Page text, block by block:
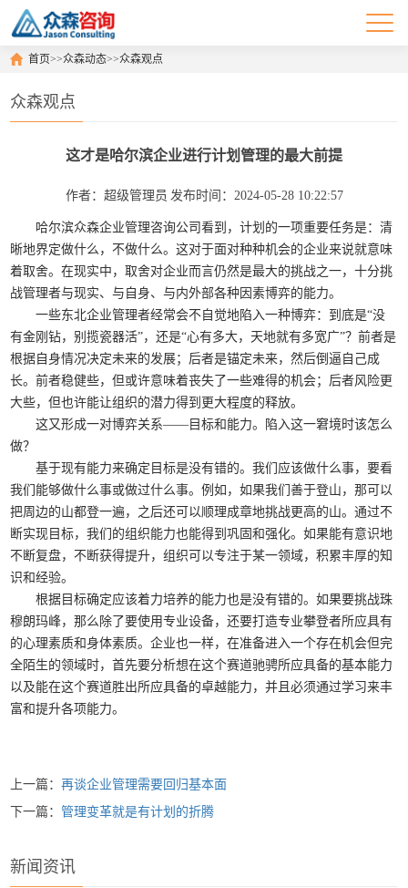
首页>>众森动态>>众森观点
众森观点
这才是哈尔滨企业进行计划管理的最大前提
作者：超级管理员 发布时间：2024-05-28 10:22:57
哈尔滨众森企业管理咨询公司看到，计划的一项重要任务是：清
晰地界定做什么，不做什么。这对于面对种种机会的企业来说就意味
着取舍。在现实中，取舍对企业而言仍然是最大的挑战之一，十分挑
战管理者与现实、与自身、与内外部各种因素博弈的能力。
一些东北企业管理者经常会不自觉地陷入一种博弈：到底是“没
有金刚钻，别揽瓷器活”，还是“心有多大，天地就有多宽广”？前者是
根据自身情况决定未来的发展；后者是锚定未来，然后倒逼自己成
长。前者稳健些，但或许意味着丧失了一些难得的机会；后者风险更
大些，但也许能让组织的潜力得到更大程度的释放。
这又形成一对博弈关系——目标和能力。陷入这一窘境时该怎么
做？
基于现有能力来确定目标是没有错的。我们应该做什么事，要看
我们能够做什么事或做过什么事。例如，如果我们善于登山，那可以
把周边的山都登一遍，之后还可以顺理成章地挑战更高的山。通过不
断实现目标，我们的组织能力也能得到巩固和强化。如果能有意识地
不断复盘，不断获得提升，组织可以专注于某一领域，积累丰厚的知
识和经验。
根据目标确定应该着力培养的能力也是没有错的。如果要挑战珠
穆朗玛峰，那么除了要使用专业设备，还要打造专业攀登者所应具有
的心理素质和身体素质。企业也一样，在准备进入一个存在机会但完
全陌生的领域时，首先要分析想在这个赛道驰骋所应具备的基本能力
以及能在这个赛道胜出所应具备的卓越能力，并且必须通过学习来丰
富和提升各项能力。
上一篇：再谈企业管理需要回归基本面
下一篇：管理变革就是有计划的折腾
新闻资讯